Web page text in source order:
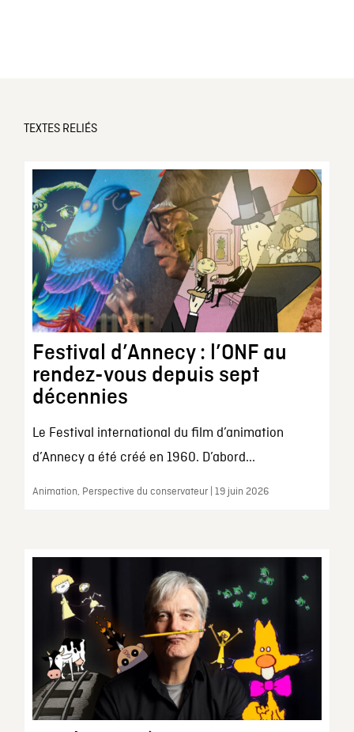
TEXTES RELIÉS
Festival d’Annecy : l’ONF au
rendez-vous depuis sept
décennies
Le Festival international du film d’animation
d’Annecy a été créé en 1960. D’abord...
Animation, Perspective du conservateur | 19 juin 2026